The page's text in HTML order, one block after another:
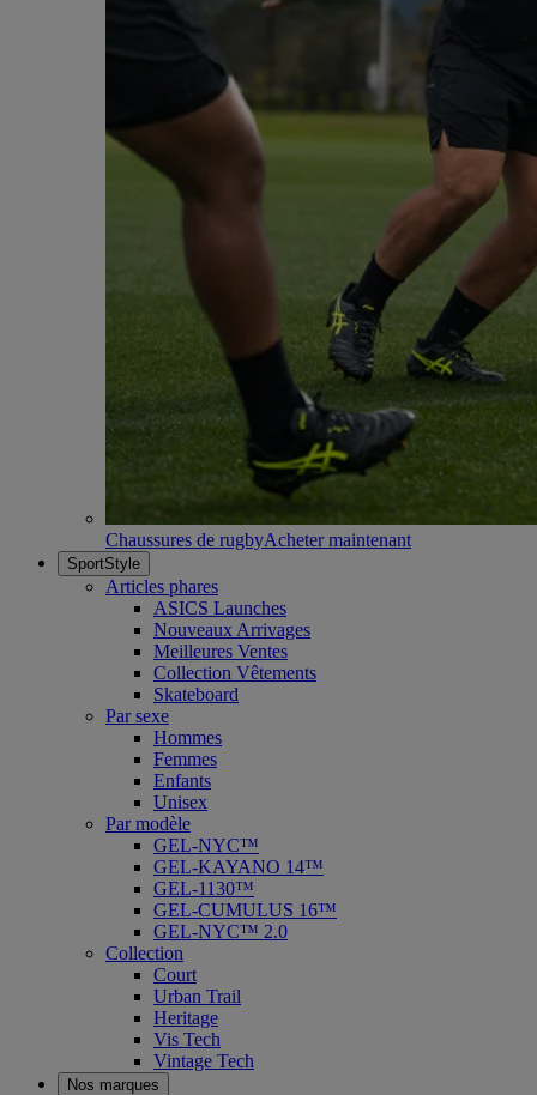
Chaussures de rugbyAcheter maintenant
SportStyle
Articles phares
ASICS Launches
Nouveaux Arrivages
Meilleures Ventes
Collection Vêtements
Skateboard
Par sexe
Hommes
Femmes
Enfants
Unisex
Par modèle
GEL-NYC™
GEL-KAYANO 14™
GEL-1130™
GEL-CUMULUS 16™
GEL-NYC™ 2.0
Collection
Court
Urban Trail
Heritage
Vis Tech
Vintage Tech
Nos marques